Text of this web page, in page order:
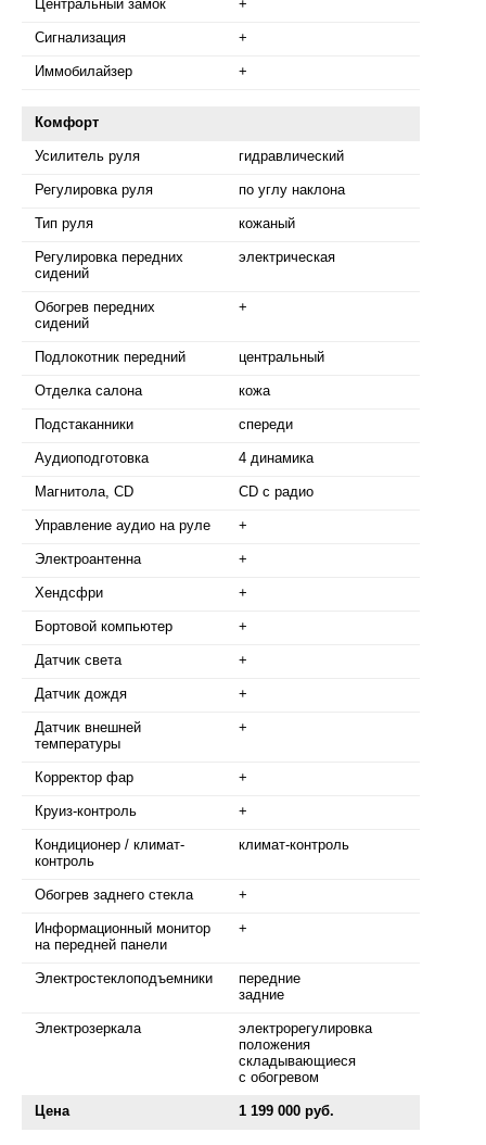
Центральный замок +
Сигнализация +
Иммобилайзер +
Комфорт
Усилитель руля гидравлический
Регулировка руля по углу наклона
Тип руля кожаный
Регулировка передних
сидений
электрическая
Обогрев передних
сидений
+
Подлокотник передний центральный
Отделка салона кожа
Подстаканники спереди
Аудиоподготовка 4 динамика
Магнитола, CD CD с радио
Управление аудио на руле +
Электроантенна +
Хендсфри +
Бортовой компьютер +
Датчик света +
Датчик дождя +
Датчик внешней
температуры
+
Корректор фар +
Круиз-контроль +
Кондиционер / климат-
контроль
климат-контроль
Обогрев заднего стекла +
Информационный монитор
на передней панели
+
Электростеклоподъемники
передние
задние
Электрозеркала
электрорегулировка
положения
складывающиеся
с обогревом
Цена 1 199 000 руб.